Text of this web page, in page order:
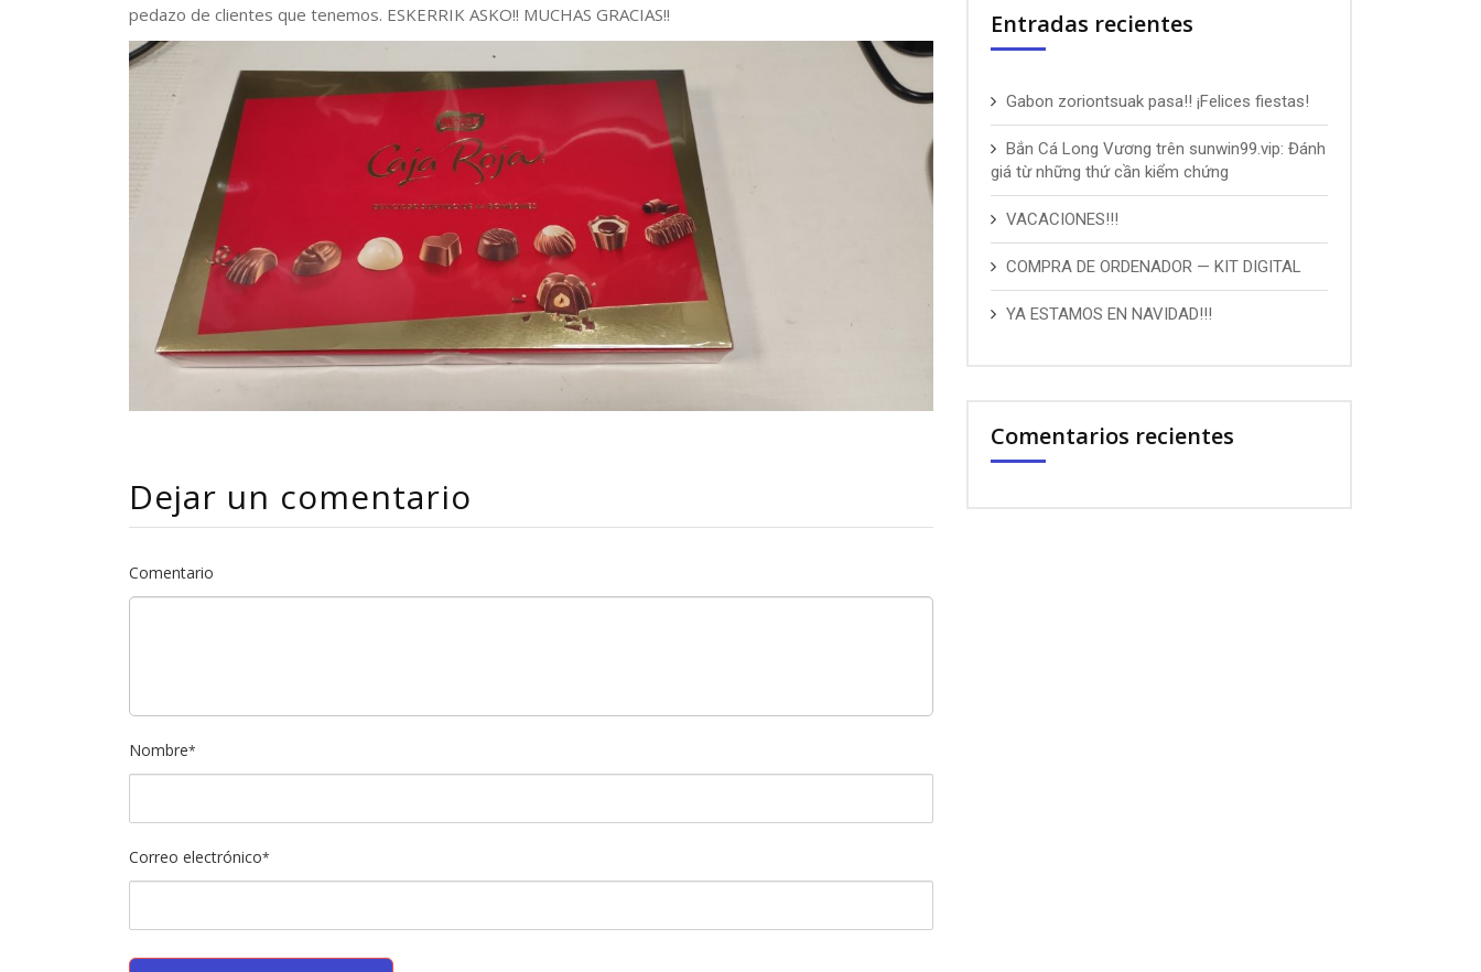
pedazo de clientes que tenemos. ESKERRIK ASKO!! MUCHAS GRACIAS!!
Dejar un comentario
Comentario
Nombre*
Correo electrónico*
Entradas recientes
Gabon zoriontsuak pasa!! ¡Felices fiestas!
Bắn Cá Long Vương trên sunwin99.vip: Đánh
giá từ những thứ cần kiểm chứng
VACACIONES!!!
COMPRA DE ORDENADOR — KIT DIGITAL
YA ESTAMOS EN NAVIDAD!!!
Comentarios recientes